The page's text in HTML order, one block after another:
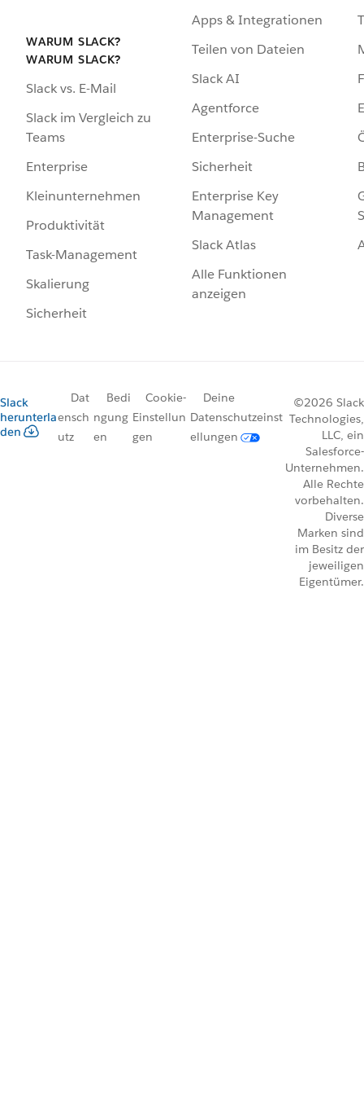
WARUM SLACK?
WARUM SLACK?
Slack vs. E-Mail
Slack im Vergleich zu
Teams
Enterprise
Kleinunternehmen
Produktivität
Task-Management
Skalierung
Sicherheit
Apps & Integrationen
Teilen von Dateien
Slack AI
Agentforce
Enterprise-Suche
Sicherheit
Enterprise Key
Management
Slack Atlas
Alle Funktionen
anzeigen
Slack
herunterla
den
Dat
ensch
utz
Bedi
ngung
en
Cookie-
Einstellun
gen
Deine
Datenschutzeinst
ellungen
©2026 Slack
Technologies,
LLC, ein
Salesforce-
Unternehmen.
Alle Rechte
vorbehalten.
Diverse
Marken sind
im Besitz der
jeweiligen
Eigentümer.